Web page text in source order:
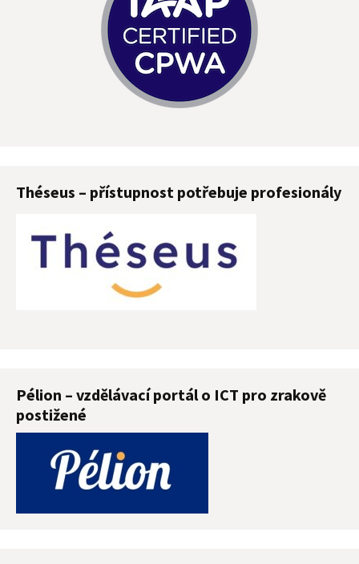
Théseus – přístupnost potřebuje profesionály
Pélion – vzdělávací portál o ICT pro zrakově
postižené